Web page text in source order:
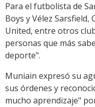
Para el futbolista de
Boys y Vélez Sarsfield,
United, entre otros
personas que más
deporte".
Muniain expresó su
sus órdenes y
mucho aprendizaje"